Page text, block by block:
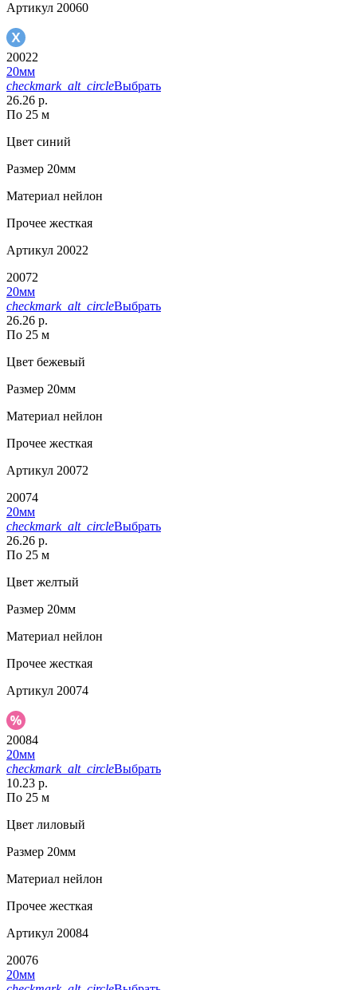
Артикул 20060
20022
20мм
checkmark_alt_circleВыбрать
26.26 р.
По 25 м
Цвет синий
Размер 20мм
Материал нейлон
Прочее жесткая
Артикул 20022
20072
20мм
checkmark_alt_circleВыбрать
26.26 р.
По 25 м
Цвет бежевый
Размер 20мм
Материал нейлон
Прочее жесткая
Артикул 20072
20074
20мм
checkmark_alt_circleВыбрать
26.26 р.
По 25 м
Цвет желтый
Размер 20мм
Материал нейлон
Прочее жесткая
Артикул 20074
20084
20мм
checkmark_alt_circleВыбрать
10.23 р.
По 25 м
Цвет лиловый
Размер 20мм
Материал нейлон
Прочее жесткая
Артикул 20084
20076
20мм